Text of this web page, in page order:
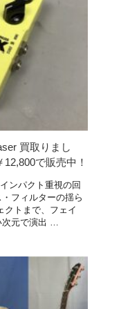
買取りまし
で販売中！
ンパクト重視の回
フィルターの揺ら
クトまで、フェイ
元で演出 …